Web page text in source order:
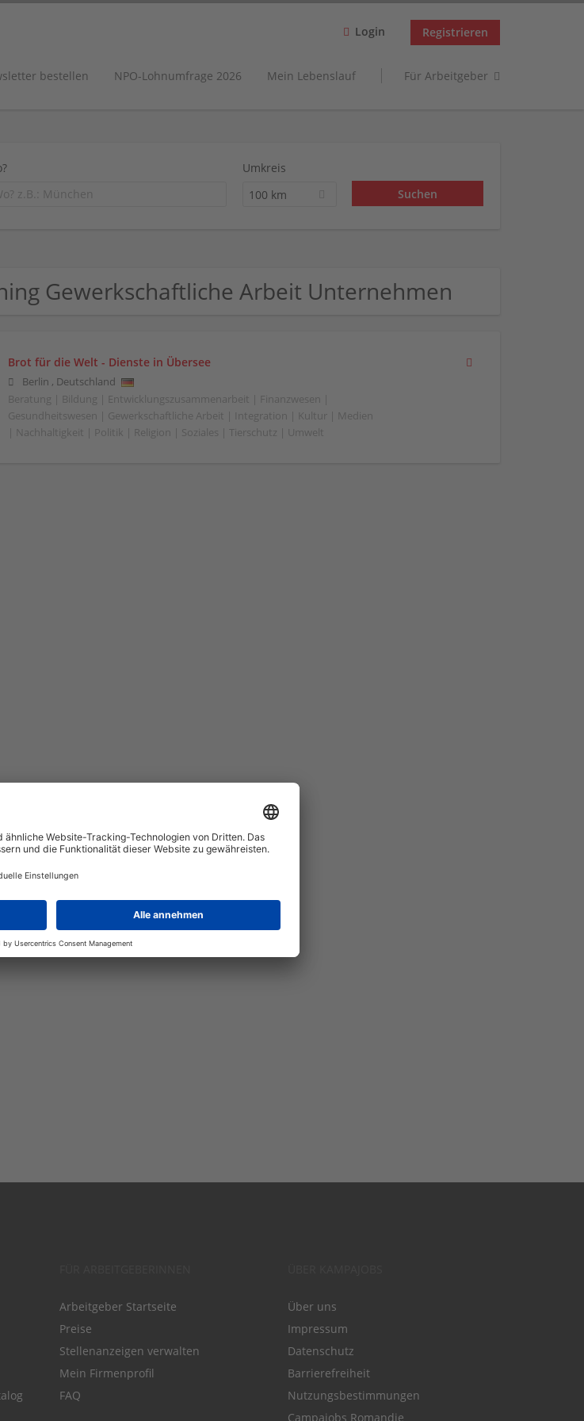
Login Registrieren
bestellen NPO-Lohnumfrage 2026 Mein Lebenslauf Für Arbeitgeber
Umkreis
100 km
Gewerkschaftliche Arbeit Unternehmen
Brot für die Welt - Dienste in Übersee
Berlin , Deutschland
Beratung | Bildung | Entwicklungszusammenarbeit | Finanzwesen |
Gesundheitswesen | Gewerkschaftliche Arbeit | Integration | Kultur | Medien
| Nachhaltigkeit | Politik | Religion | Soziales | Tierschutz | Umwelt
Arbeitgeber Startseite
Preise
Stellenanzeigen verwalten
Mein Firmenprofil
FAQ
Über uns
Impressum
Datenschutz
Barrierefreiheit
Nutzungsbestimmungen
Campajobs Romandie